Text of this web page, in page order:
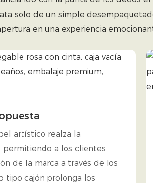
solo de un simple
en una experiencia
artístico realza la
permitiendo a los clientes
de la marca a través de los
tipo cajón prolonga los